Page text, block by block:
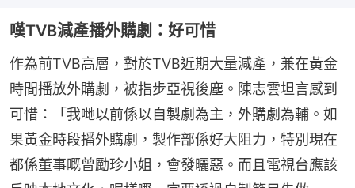
嘆TVB減產播外購劇：好可惜
作為前TVB高層，對於TVB近期大量減產，兼在黃金
時間播放外購劇，被指步亞視後塵。陳志雲坦言感到
可惜：「我哋以前係以自製劇為主，外購劇為輔。如
果黃金時段播外購劇，製作部係好大阻力，特別現在
都係董事嘅曾勵珍小姐，會發曬惡。而且電視台應該